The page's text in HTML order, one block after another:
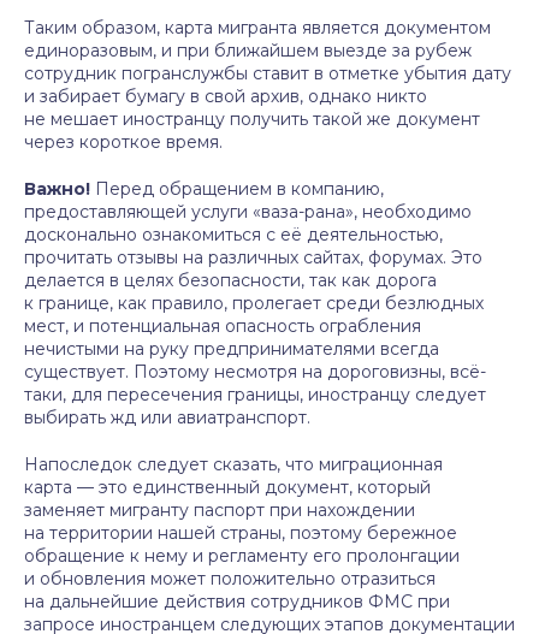
Таким образом, карта мигранта является документом
единоразовым, и при ближайшем выезде за рубеж
сотрудник погранслужбы ставит в отметке убытия дату
и забирает бумагу в свой архив, однако никто
не мешает иностранцу получить такой же документ
через короткое время.
Важно! Перед обращением в компанию,
предоставляющей услуги «ваза-рана», необходимо
досконально ознакомиться с её деятельностью,
прочитать отзывы на различных сайтах, форумах. Это
делается в целях безопасности, так как дорога
к границе, как правило, пролегает среди безлюдных
мест, и потенциальная опасность ограбления
нечистыми на руку предпринимателями всегда
существует. Поэтому несмотря на дороговизны, всё-
таки, для пересечения границы, иностранцу следует
выбирать жд или авиатранспорт.
Напоследок следует сказать, что миграционная
карта — это единственный документ, который
заменяет мигранту паспорт при нахождении
на территории нашей страны, поэтому бережное
обращение к нему и регламенту его пролонгации
и обновления может положительно отразиться
на дальнейшие действия сотрудников ФМС при
запросе иностранцем следующих этапов документации